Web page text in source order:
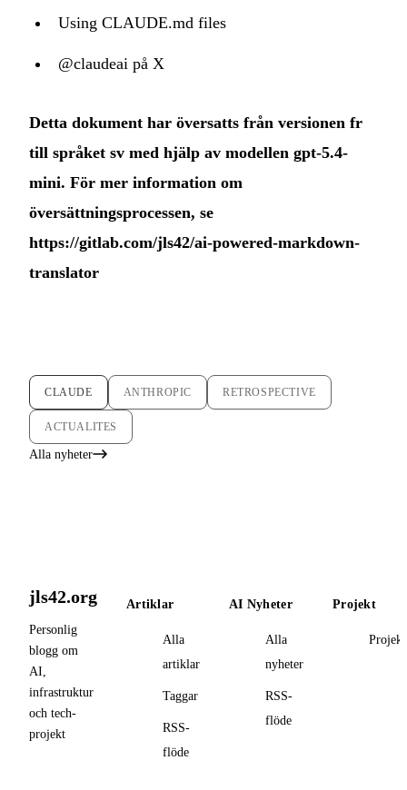
Using CLAUDE.md files
@claudeai på X
Detta dokument har översatts från versionen fr
till språket sv med hjälp av modellen gpt-5.4-
mini. För mer information om
översättningsprocessen, se
https://gitlab.com/jls42/ai-powered-markdown-
translator
CLAUDE ANTHROPIC RETROSPECTIVE
ACTUALITES
Alla nyheter
jls42.org
Personlig
blogg om
AI,
infrastruktur
och tech-
projekt
Artiklar
Alla
artiklar
Taggar
RSS-
flöde
AI Nyheter
Alla
nyheter
RSS-
flöde
Projekt
Projekt